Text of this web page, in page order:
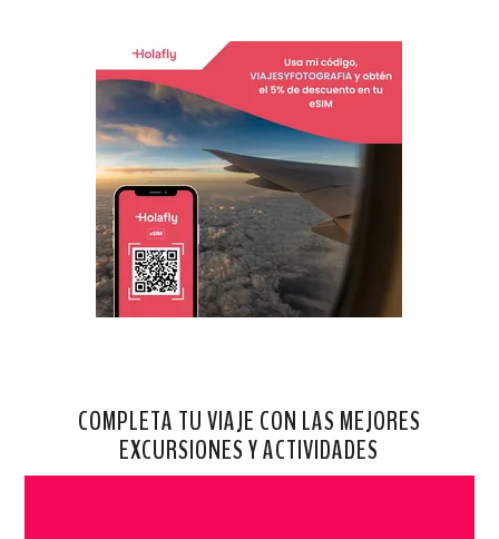
COMPLETA TU VIAJE CON LAS MEJORES
EXCURSIONES Y ACTIVIDADES